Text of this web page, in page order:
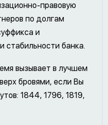
правовую
по долгам
и
стабильности банка.
вызывает в лучшем
бровями, если Вы
1844, 1796, 1819,